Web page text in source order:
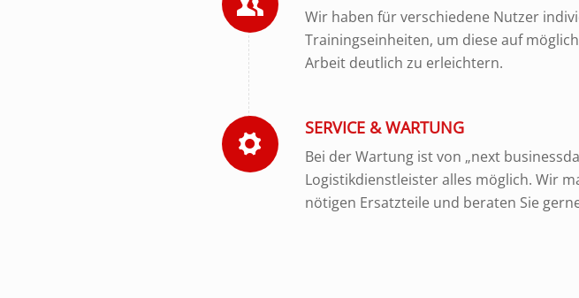
Wir haben für verschiedene Nutzer
Trainingseinheiten, um diese auf
Arbeit deutlich zu erleichtern.
SERVICE & WARTUNG
Bei der Wartung ist von „next
Logistikdienstleister alles möglich. Wir
nötigen Ersatzteile und beraten Sie